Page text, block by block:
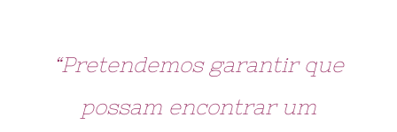
“Pretendemos garantir que
possam encontrar um